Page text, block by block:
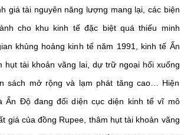
giá tài nguyên năng lượng mang lại, các biện
cho khu kinh tế đặc biệt quá thiếu minh
khủng hoảng kinh tế năm 1991, kinh tế Ấn
hụt tài khoản vãng lai, dự trữ ngoại hối xuống
sách mở rộng và lạm phát tăng cao… Hiện
Ấn Độ đang đối diện cục diện kinh tế vĩ mô
giá của đồng Rupee, thâm hụt tài khoản vãng